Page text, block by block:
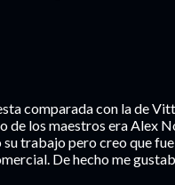
comparada con la de
de los maestros era Alex
trabajo pero creo que
De hecho me